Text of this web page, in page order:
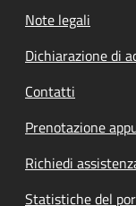
Note legali
Dichiarazione di
Contatti
Prenotazione
Richiedi
Statistiche del